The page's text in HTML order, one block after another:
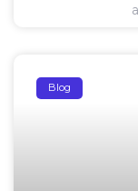
Blog